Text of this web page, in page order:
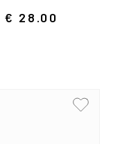
€ 28.00